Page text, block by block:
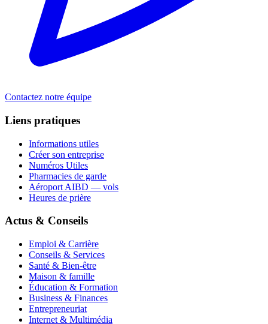
Contactez notre équipe
Liens pratiques
Informations utiles
Créer son entreprise
Numéros Utiles
Pharmacies de garde
Aéroport AIBD — vols
Heures de prière
Actus & Conseils
Emploi & Carrière
Conseils & Services
Santé & Bien-être
Maison & famille
Éducation & Formation
Business & Finances
Entrepreneuriat
Internet & Multimédia